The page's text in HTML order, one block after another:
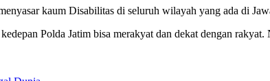
kaum Disabilitas di seluruh wilayah yang ada di
Polda Jatim bisa merakyat dan dekat dengan